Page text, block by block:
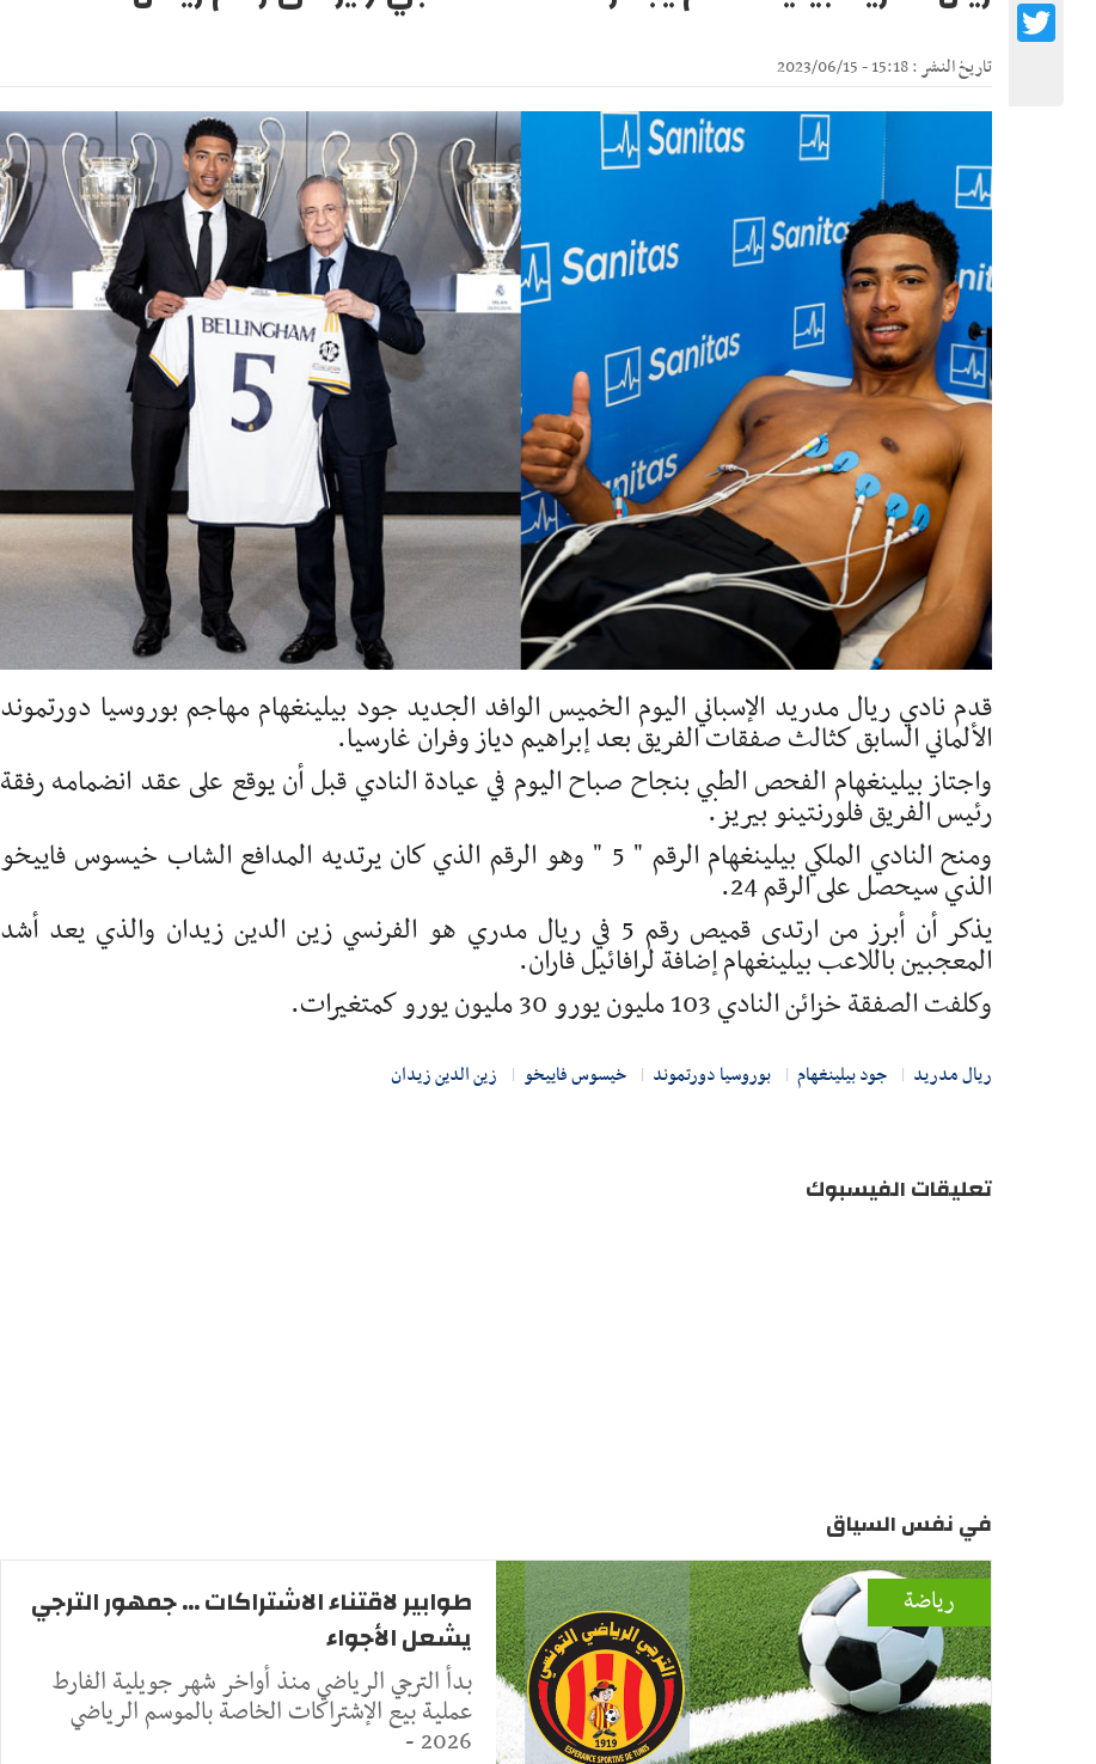
تاريخ النشر : 15:18 - 2023/06/15
قدم نادي ريال مدريد الإسباني اليوم الخميس الوافد الجديد جود بيلينغهام مهاجم بوروسيا دورتموند
الألماني السابق كثالث صفقات الفريق بعد إبراهيم دياز وفران غارسيا.
واجتاز بيلينغهام الفحص الطبي بنجاح صباح اليوم في عيادة النادي قبل أن يوقع على عقد انضمامه رفقة
رئيس الفريق فلورنتينو بيريز.
ومنح النادي الملكي بيلينغهام الرقم " 5 " وهو الرقم الذي كان يرتديه المدافع الشاب خيسوس فاييخو
الذي سيحصل على الرقم 24.
يذكر أن أبرز من ارتدى قميص رقم 5 في ريال مدري هو الفرنسي زين الدين زيدان والذي يعد أشد
المعجبين باللاعب بيلينغهام إضافة لرافائيل فاران.
وكلفت الصفقة خزائن النادي 103 مليون يورو 30 مليون يورو كمتغيرات.
ريال مدريد جود بيلينغهام بوروسيا دورتموند خيسوس فاييخو زين الدين زيدان
Twitter
تعليقات الفيسبوك
في نفس السياق
رياضة
طوابير لاقتناء الاشتراكات ... جمهور الترجي
يشعل الأجواء
بدأ الترجي الرياضي منذ أواخر شهر جويلية الفارط
عملية بيع الإشتراكات الخاصة بالموسم الرياضي
2026 -